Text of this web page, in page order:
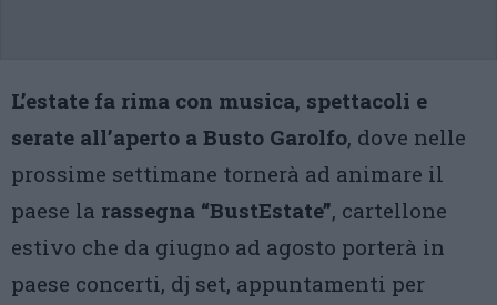
L’estate fa rima con musica, spettacoli e
serate all’aperto a Busto Garolfo, dove nelle
prossime settimane tornerà ad animare il
paese la rassegna “BustEstate”, cartellone
estivo che da giugno ad agosto porterà in
paese concerti, dj set, appuntamenti per